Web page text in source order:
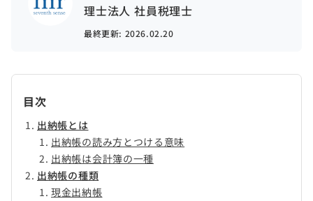
理士法人 社員税理士
最終更新: 2026.02.20
目次
出納帳とは
出納帳の読み方とつける意味
出納帳は会計簿の一種
出納帳の種類
現金出納帳